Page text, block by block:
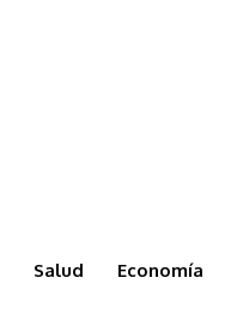
Salud Economía